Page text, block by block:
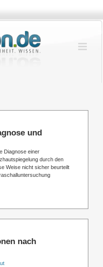
und
Diagnose einer
durch den
Weise nicht sicher beurteilt
nach